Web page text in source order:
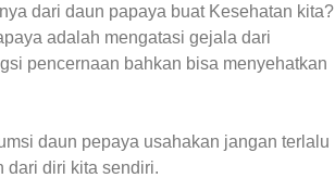
dari daun papaya buat Kesehatan kita?
adalah mengatasi gejala dari
pencernaan bahkan bisa menyehatkan
daun pepaya usahakan jangan terlalu
dari diri kita sendiri.